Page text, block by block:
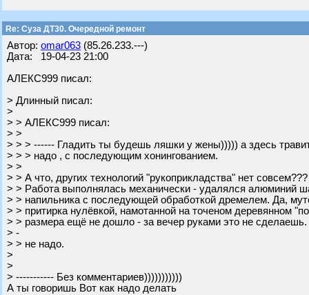
Re: Суза ДТ30. Очередной ремонт
Автор: omar063 (85.26.233.---)
Дата: 19-04-23 21:00
АЛЕКС999 писал:
> Длинный писал:
>
> > АЛЕКС999 писал:
> >
> > > ------ Гладить ты будешь ляшки у жены))))) а здесь
> > > надо , с последующим хонингованием.
> >
> > А что, других технологий "рукоприкладства" нет совсем???
> > Работа выполнялась механически - удалялся алюминий
> > напильника с последующей обработкой дремелем. Да,
> > притирка нулёвкой, намотанной на точеном деревянном
> > размера ещё не дошло - за вечер руками это не
> -
> > не надо.
>
>
> ----------- Без комментариев)))))))))))
А ты говоришь Вот как надо делать